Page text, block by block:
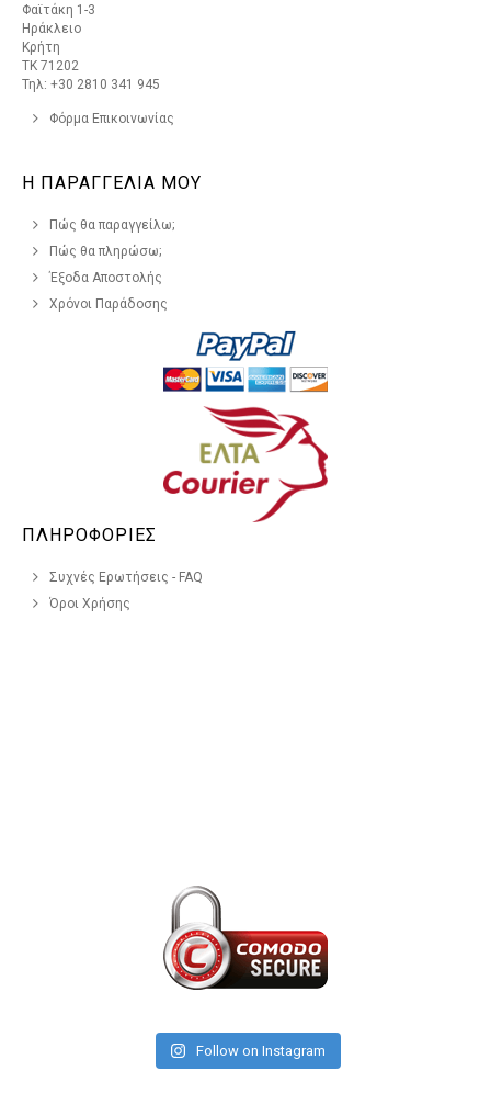
Φαϊτάκη 1-3
Ηράκλειο
Κρήτη
ΤΚ 71202
Τηλ: +30 2810 341 945
Φόρμα Επικοινωνίας
Η ΠΑΡΑΓΓΕΛΙΑ ΜΟΥ
Πώς θα παραγγείλω;
Πώς θα πληρώσω;
Έξοδα Αποστολής
Χρόνοι Παράδοσης
ΠΛΗΡΟΦΟΡΙΕΣ
Συχνές Ερωτήσεις - FAQ
Όροι Χρήσης
Follow on Instagram